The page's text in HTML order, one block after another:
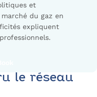
et
du gaz en
expliquent
le réseau